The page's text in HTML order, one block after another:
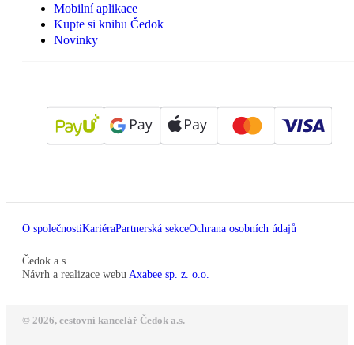
Mobilní aplikace
Kupte si knihu Čedok
Novinky
O společnostiKariéraPartnerská sekceOchrana osobních údajů
Čedok a.s
Návrh a realizace webu Axabee sp. z. o.o.
© 2026, cestovní kancelář Čedok a.s.